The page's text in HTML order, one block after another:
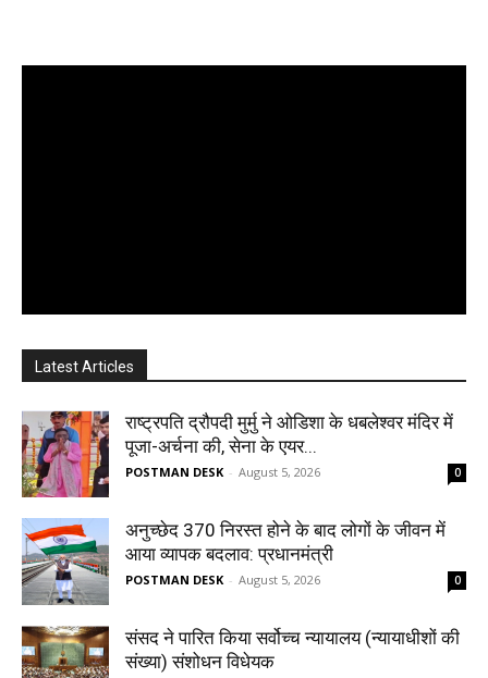
Latest Articles
राष्ट्रपति द्रौपदी मुर्मु ने ओडिशा के धबलेश्वर मंदिर में
पूजा-अर्चना की, सेना के एयर...
POSTMAN DESK - August 5, 2026 0
अनुच्छेद 370 निरस्त होने के बाद लोगों के जीवन में
आया व्यापक बदलाव: प्रधानमंत्री
POSTMAN DESK - August 5, 2026 0
संसद ने पारित किया सर्वोच्च न्यायालय (न्यायाधीशों की
संख्या) संशोधन विधेयक